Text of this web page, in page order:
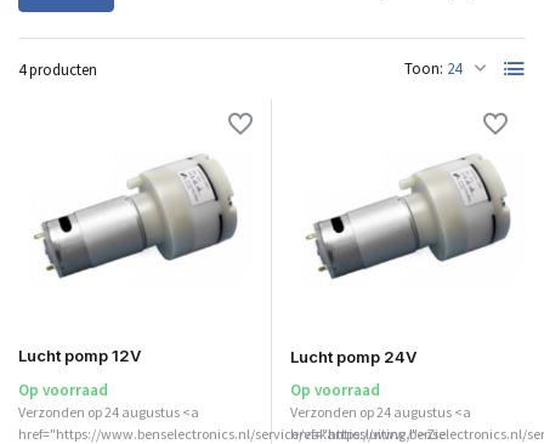
4 producten Toon:
Lucht pomp 12V
Op voorraad
Verzonden op 24 augustus <a
href="https://www.benselectronics.nl/service/vakantiesluiting/">Zie
Lucht pomp 24V
Op voorraad
Verzonden op 24 augustus <a
href="https://www.benselectronics.nl/